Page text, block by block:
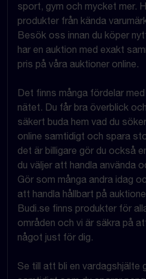
sport, gym och mycket mer.
produkter från kända
Besök oss innan du köper
har en auktion med exakt
pris på våra auktioner online.
Det finns många fördelar
nätet. Du får bra överblick
säkert buda hem vad du
online samtidigt och spara
det är billigare gör du också
du väljer att handla använda
Gör som många andra idag
att handla hållbart på
Budi.se finns produkter för
områden och vi är säkra på
något just för dig.
Se till att bli en vardagshjälte